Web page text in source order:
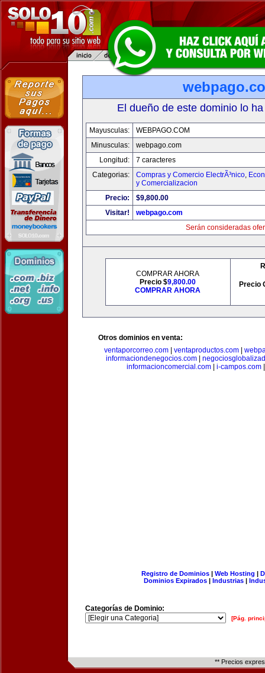
El dueño de este dominio lo
Mayusculas:
WEBPAGO.COM
Minusculas:
webpago.com
Longitud:
7 caracteres
Categorias:
Compras y Comercio ElectrÃ³nico,
y Comercializacion
Precio:
$9,800.00
Visitar!
webpago.com
Serán consideradas
COMPRAR AHORA
Precio $9,800.00
COMPRAR AHORA
Precio
Otros dominios en venta:
ventaporcorreo.com
ventaproductos.com
informaciondenegocios.com|
informacioncomercial.com| i-campos.com
Registro de Dominios| Web Hosting |
Dominios Expirados | Industrias |
Categorías de Dominio:
[Pág.
** Precios